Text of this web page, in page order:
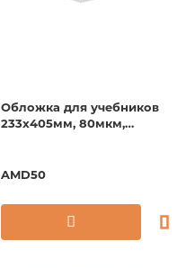
Обложка для учебников
233х405мм, 80мкм,
AMD50